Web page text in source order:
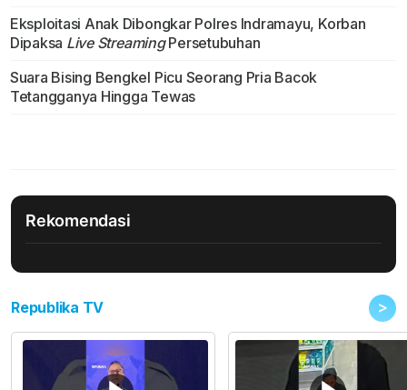
Eksploitasi Anak Dibongkar Polres Indramayu, Korban
Dipaksa Live StreamingPersetubuhan
Suara Bising Bengkel Picu Seorang Pria Bacok
Tetangganya Hingga Tewas
Rekomendasi
Republika TV >